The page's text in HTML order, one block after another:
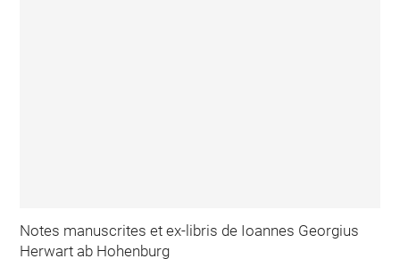
Notes manuscrites et ex-libris de Ioannes Georgius
Herwart ab Hohenburg